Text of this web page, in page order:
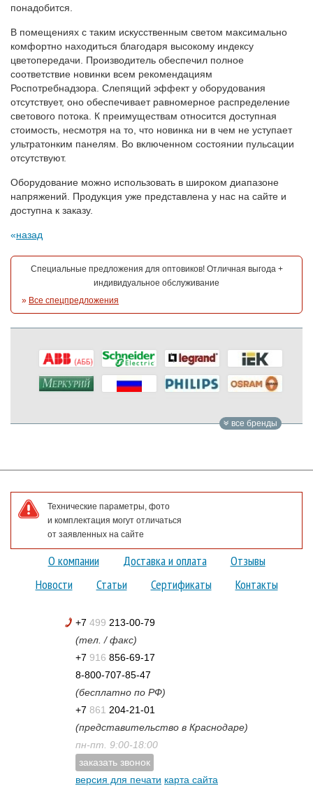
понадобится.
В помещениях с таким искусственным светом максимально
комфортно находиться благодаря высокому индексу
цветопередачи. Производитель обеспечил полное
соответствие новинки всем рекомендациям
Роспотребнадзора. Слепящий эффект у оборудования
отсутствует, оно обеспечивает равномерное распределение
светового потока. К преимуществам относится доступная
стоимость, несмотря на то, что новинка ни в чем не уступает
ультратонким панелям. Во включенном состоянии пульсации
отсутствуют.
Оборудование можно использовать в широком диапазоне
напряжений. Продукция уже представлена у нас на сайте и
доступна к заказу.
назад
Специальные предложения для оптовиков! Отличная выгода +
индивидуальное обслуживание
» Все спецпредложения
все бренды
Технические параметры, фото
и комплектация могут отличаться
от заявленных на сайте
О компании Доставка и оплата
Отзывы
Новости
Статьи Сертификаты Контакты
+7 499 213-00-79
(тел. / факс)
+7 916 856-69-17
8-800-707-85-47
(бесплатно по РФ)
+7 861 204-21-01
(представительство в Краснодаре)
пн-пт. 9:00-18:00
заказать звонок
версия для печати карта сайта